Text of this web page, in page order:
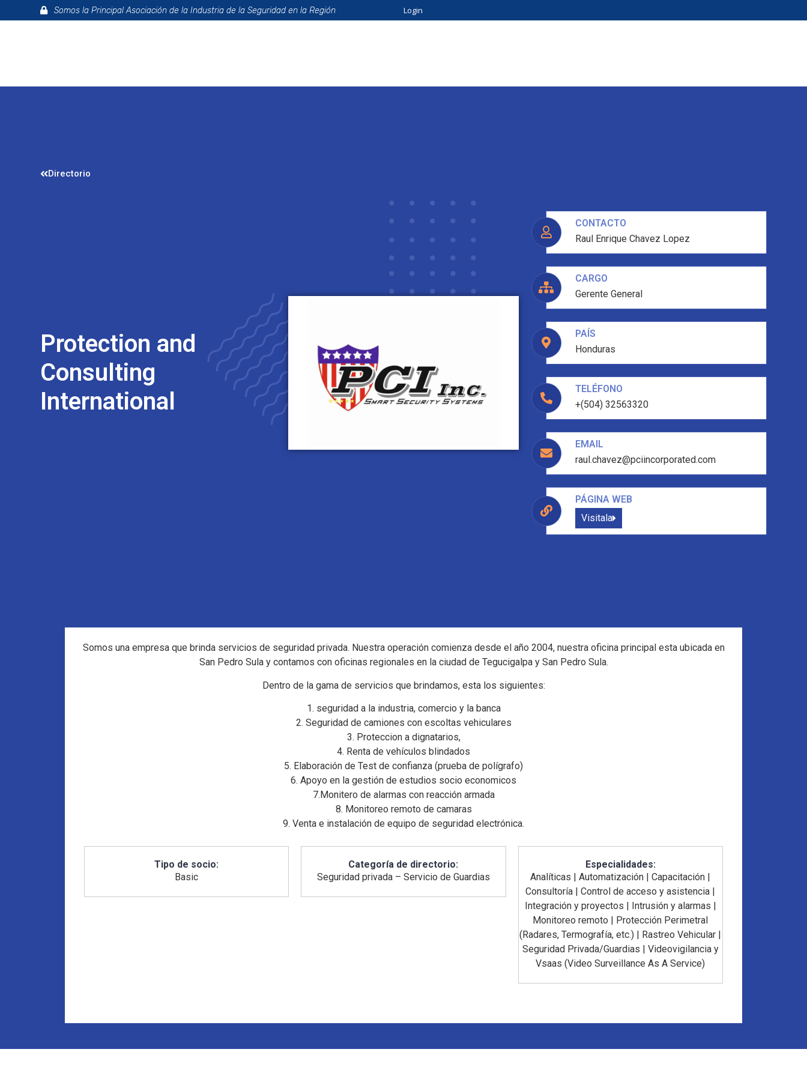
Somos la Principal Asociación de la Industria de la Seguridad en la Región Login
Directorio
Protection and
Consulting
International
CONTACTO
Raul Enrique Chavez Lopez
CARGO
Gerente General
PAÍS
Honduras
TELÉFONO
+(504) 32563320
EMAIL
raul.chavez@pciincorporated.com
PÁGINA WEB
Visitala
Somos una empresa que brinda servicios de seguridad privada. Nuestra operación comienza desde el año 2004, nuestra oficina principal esta ubicada en
San Pedro Sula y contamos con oficinas regionales en la ciudad de Tegucigalpa y San Pedro Sula.
Dentro de la gama de servicios que brindamos, esta los siguientes:
1. seguridad a la industria, comercio y la banca
2. Seguridad de camiones con escoltas vehiculares
3. Proteccion a dignatarios,
4. Renta de vehículos blindados
5. Elaboración de Test de confianza (prueba de polígrafo)
6. Apoyo en la gestión de estudios socio economicos
7.Monitero de alarmas con reacción armada
8. Monitoreo remoto de camaras
9. Venta e instalación de equipo de seguridad electrónica.
Tipo de socio:
Basic
Categoría de directorio:
Seguridad privada – Servicio de Guardias
Especialidades:
Analíticas |Automatización |Capacitación |
Consultoría |Control de acceso y asistencia |
Integración y proyectos | Intrusión y alarmas |
Monitoreo remoto | Protección Perimetral
(Radares, Termografía, etc.) | Rastreo Vehicular |
Seguridad Privada/Guardias | Videovigilancia y
Vsaas (Video Surveillance As A Service)